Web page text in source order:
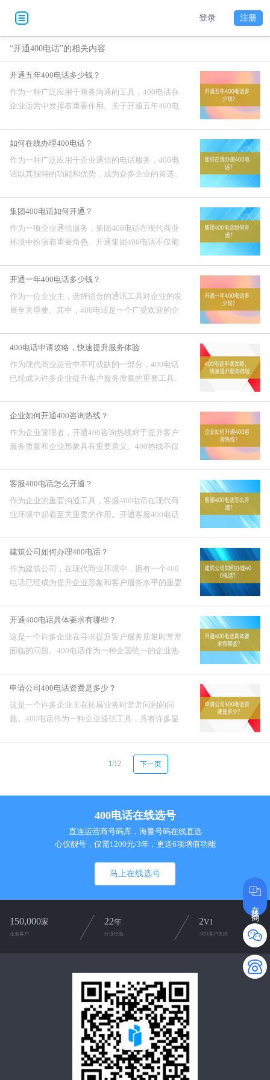
登录 注册
“开通400电话”的相关内容
开通五年400电话多少钱？
作为一种广泛应用于商务沟通的工具，400电话在
企业运营中发挥着重要作用。关于开通五年400电
一、开通五年40...
如何在线办理400电话？
作为一种广泛应用于企业通信的电话服务，400电
话以其独特的功能和优势，成为众多企业的首选。
在线办理400电...
集团400电话如何开通？
作为一项企业通信服务，集团400电话在现代商业
环境中扮演着重要角色。开通集团400电话不仅能
的问题。本文将详细...
开通一年400电话多少钱？
作为一位企业主，选择适合的通讯工具对企业的发
展至关重要。其中，400电话是一个广受欢迎的企
400电话多少钱...
400电话申请攻略，快速提升服务体验
作为现代商业运营中不可或缺的一部分，400电话
已经成为许多企业提升客户服务质量的重要工具。
了解具体申请流程以及...
企业如何开通400咨询热线？
作为企业管理者，开通400咨询热线对于提升客户
服务质量和企业形象具有重要意义。400热线不仅
顺利开通400咨询热...
客服400电话怎么开通？
作为企业的重要沟通工具，客服400电话在现代商
业环境中起着至关重要的作用。开通客服400电话
话，我将详细介绍这一...
建筑公司如何办理400电话？
作为建筑公司，在现代商业环境中，拥有一个400
电话已经成为提升企业形象和客户服务水平的重要
复杂的过程，但需要...
开通400电话具体要求有哪些？
这是一个许多企业在寻求提升客户服务质量时常常
面临的问题。400电话作为一种全国统一的企业热
是一个简单的过程，需...
申请公司400电话资费是多少？
这是一个许多企业主在拓展业务时常常问到的问
题。400电话作为一种企业通信工具，具有许多显
1/12 下一页
在线咨询
400电话在线选号
直连运营商号码库，海量号码在线直选
心仪靓号，仅需1200元/3年，更送6项增值功能
马上在线选号
150,000家
企业客户
22年
行业经验
2V1
2对1客户支持